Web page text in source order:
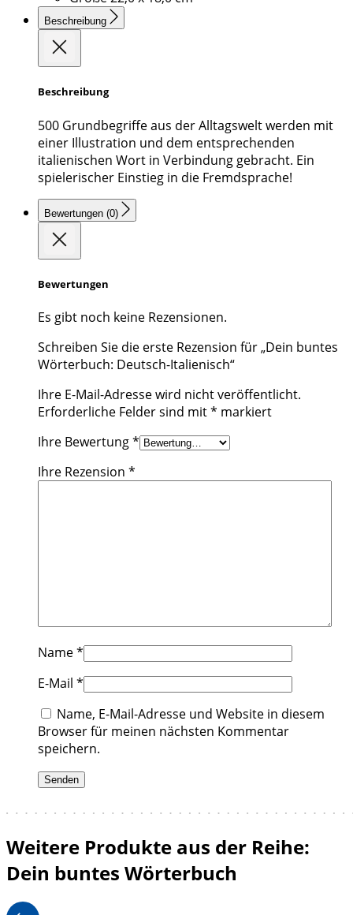
Beschreibung
Beschreibung
500 Grundbegriffe aus der Alltagswelt werden mit
einer Illustration und dem entsprechenden
italienischen Wort in Verbindung gebracht. Ein
spielerischer Einstieg in die Fremdsprache!
Bewertungen (0)
Bewertungen
Es gibt noch keine Rezensionen.
Schreiben Sie die erste Rezension für „Dein buntes
Wörterbuch: Deutsch-Italienisch“
Ihre E-Mail-Adresse wird nicht veröffentlicht.
Erforderliche Felder sind mit* markiert
Ihre Bewertung*
Ihre Rezension *
Name*
E-Mail *
Name, E-Mail-Adresse und Website in diesem
Browser für meinen nächsten Kommentar
speichern.
Weitere Produkte aus der Reihe:
Dein buntes Wörterbuch